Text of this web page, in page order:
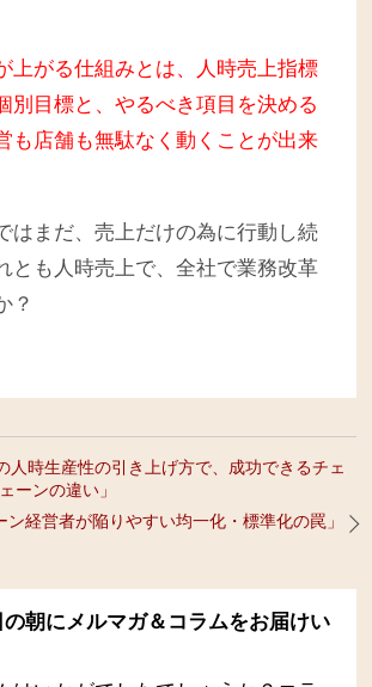
上がる仕組みとは、人時売上指標
別目標と、やるべき項目を決める
店舗も無駄なく動くことが出来
はまだ、売上だけの為に行動し続
とも人時売上で、全社で業務改革
？
人時生産性の引き上げ方で、成功できるチェ
ーンの違い」
経営者が陥りやすい均一化・標準化の罠」
朝にメルマガ＆コラムをお届けい